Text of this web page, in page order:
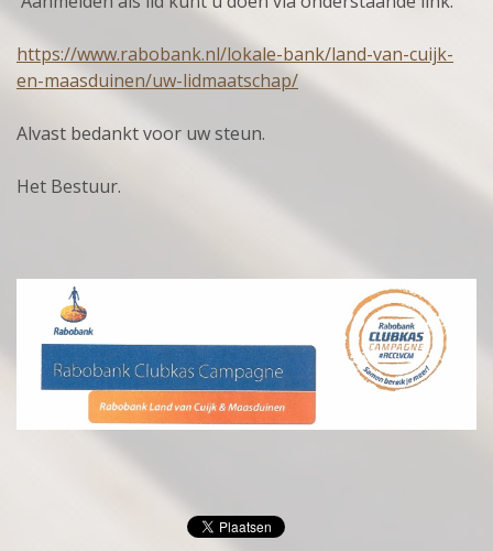
https://www.rabobank.nl/lokale-bank/land-van-cuijk-
en-maasduinen/uw-lidmaatschap/
Alvast bedankt voor uw steun.
Het Bestuur.